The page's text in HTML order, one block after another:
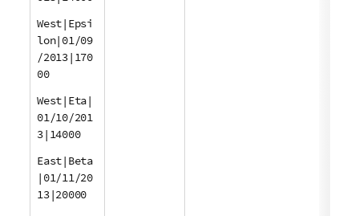
West|Epsi
lon|01/09
/2013|170
00
West|Eta|
01/10/201
3|14000
East|Beta
|01/11/20
13|20000